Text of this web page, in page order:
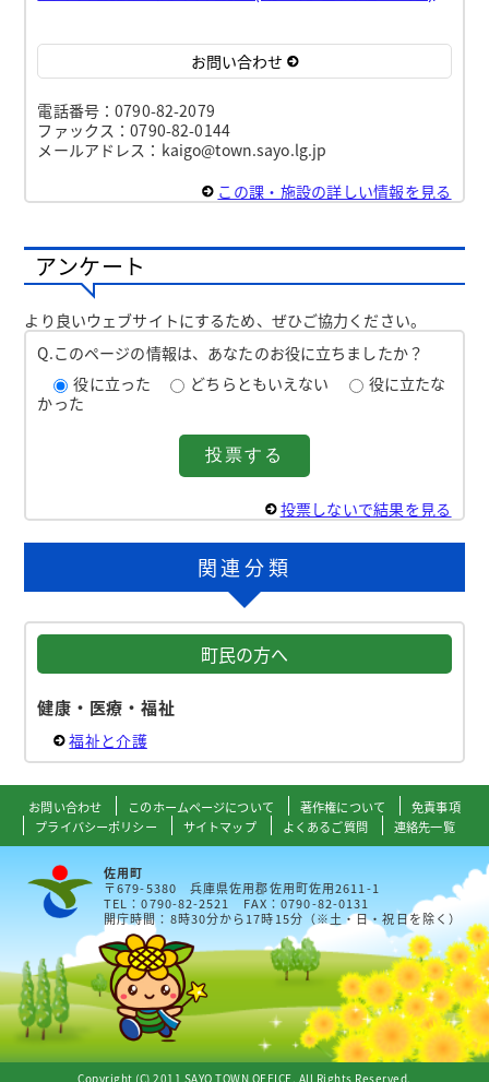
お問い合わせ
電話番号：0790-82-2079
ファックス：0790-82-0144
メールアドレス：kaigo@town.sayo.lg.jp
この課・施設の詳しい情報を見る
アンケート
より良いウェブサイトにするため、ぜひご協力ください。
Q.このページの情報は、あなたのお役に立ちましたか？
役に立った
どちらともいえない
役に立たな
かった
投票しないで結果を見る
関連分類
町民の方へ
健康・医療・福祉
福祉と介護
お問い合わせ このホームページについて 著作権について
免責事項
プライバシーポリシー
サイトマップ よくあるご質問 連絡先一覧
佐用町
〒679-5380 兵庫県佐用郡佐用町佐用2611-1
TEL：0790-82-2521 FAX：0790-82-0131
開庁時間：8時30分から17時15分（※土・日・祝日を除く）
Copyright (C) 2011 SAYO TOWN OFFICE. All Rights Reserved.